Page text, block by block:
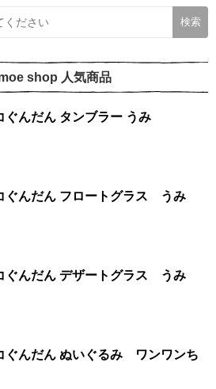
shop 人気商品
ノラネコぐんだん タンブラー うみ
ノラネコぐんだん フロートグラス うみ
ノラネコぐんだん デザートグラス うみ
ぐんだん ぬいぐるみ ワンワンち